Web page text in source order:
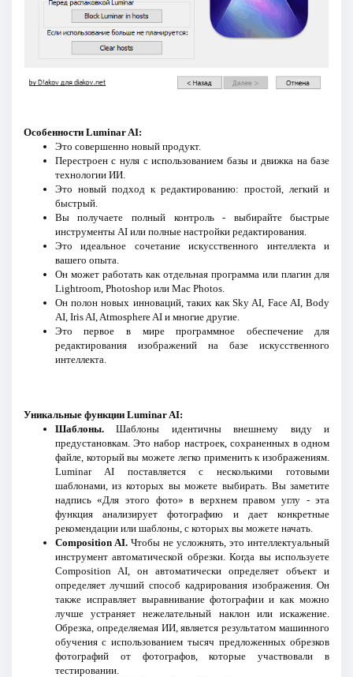
Особенности Luminar AI:
Это совершенно новый продукт.
Перестроен с нуля с использованием базы и движка на базе
технологии ИИ.
Это новый подход к редактированию: простой, легкий и
быстрый.
Вы получаете полный контроль - выбирайте быстрые
инструменты AI или полные настройки редактирования.
Это идеальное сочетание искусственного интеллекта и
вашего опыта.
Он может работать как отдельная программа или плагин для
Lightroom, Photoshop или Mac Photos.
Он полон новых инноваций, таких как Sky AI, Face AI, Body
AI, Iris AI, Atmosphere AI и многие другие.
Это первое в мире программное обеспечение для
редактирования изображений на базе искусственного
интеллекта.
Уникальные функции Luminar AI:
Шаблоны.Шаблоны идентичны внешнему виду и
предустановкам. Это набор настроек, сохраненных в одном
файле, который вы можете легко применить к изображениям.
Luminar AI поставляется с несколькими готовыми
шаблонами, из которых вы можете выбирать. Вы заметите
надпись «Для этого фото» в верхнем правом углу - эта
функция анализирует фотографию и дает конкретные
рекомендации или шаблоны, с которых вы можете начать.
Composition AI.Чтобы не усложнять, это интеллектуальный
инструмент автоматической обрезки. Когда вы используете
Composition AI, он автоматически определяет объект и
определяет лучший способ кадрирования изображения. Он
также исправляет выравнивание фотографии и как можно
лучше устраняет нежелательный наклон или искажение.
Обрезка, определяемая ИИ, является результатом машинного
обучения с использованием тысяч предложенных обрезков
фотографий от фотографов, которые участвовали в
тестировании.